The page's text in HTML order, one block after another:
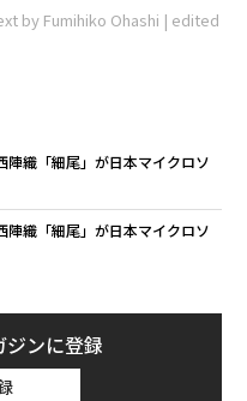
by Fumihiko Ohashi | edited
織「細尾」が日本マイクロソ
織「細尾」が日本マイクロソ
ンに登録